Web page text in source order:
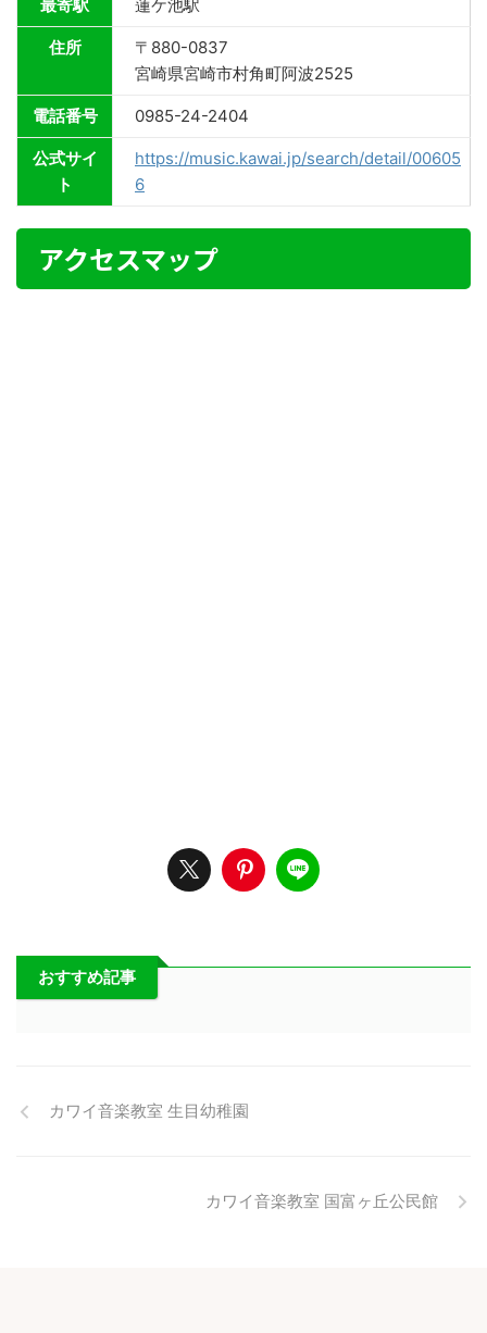
最寄駅 蓮ケ池駅
住所
〒880-0837
宮崎県宮崎市村角町阿波2525
電話番号 0985-24-2404
公式サイ
ト
https://music.kawai.jp/search/detail/00605
6
アクセスマップ
おすすめ記事
カワイ音楽教室 生目幼稚園
カワイ音楽教室 国富ヶ丘公民館